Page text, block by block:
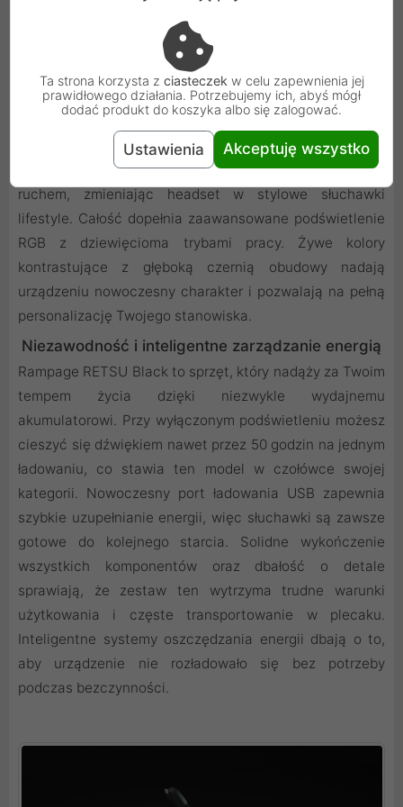
Skuteczna wymiana informacji z drużyną to klucz do
zwycięstwa, dlatego słuchawki wyposażono w
elastyczny, odpinany mikrofon o wysokiej czułości.
System zbierania głosu minimalizuje szumy z tła, dzięki
czemu Twoje komendy są zawsze zrozumiałe i wyraźne.
Gdy chcesz tylko posłuchać muzyki lub wyjść na
zewnątrz, mikrofon można odłączyć jednym prostym
ruchem, zmieniając headset w stylowe słuchawki
lifestyle. Całość dopełnia zaawansowane podświetlenie
RGB z dziewięcioma trybami pracy. Żywe kolory
kontrastujące z głęboką czernią obudowy nadają
urządzeniu nowoczesny charakter i pozwalają na pełną
personalizację Twojego stanowiska.
Niezawodność i inteligentne zarządzanie energią
Rampage RETSU Black to sprzęt, który nadąży za Twoim
tempem życia dzięki niezwykle wydajnemu
akumulatorowi. Przy wyłączonym podświetleniu możesz
cieszyć się dźwiękiem nawet przez 50 godzin na jednym
ładowaniu, co stawia ten model w czołówce swojej
kategorii. Nowoczesny port ładowania USB zapewnia
szybkie uzupełnianie energii, więc słuchawki są zawsze
gotowe do kolejnego starcia. Solidne wykończenie
wszystkich komponentów oraz dbałość o detale
sprawiają, że zestaw ten wytrzyma trudne warunki
użytkowania i częste transportowanie w plecaku.
Inteligentne systemy oszczędzania energii dbają o to,
aby urządzenie nie rozładowało się bez potrzeby
podczas bezczynności.
Ta strona korzysta z ciasteczek w celu zapewnienia jej
prawidłowego działania. Potrzebujemy ich, abyś mógł
dodać produkt do koszyka albo się zalogować.
Ustawienia Akceptuję wszystko